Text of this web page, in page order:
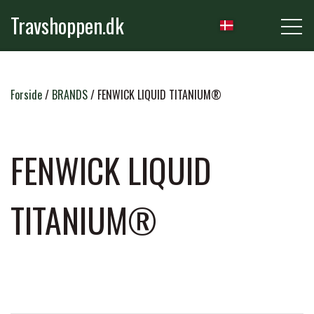
Travshoppen.dk
NYHEDER
HEST
GRIMER & TRÆKTOVE
RYTTER
STRIGLER & TILBEHØR
Forside BRANDS FENWICK LIQUID TITANIUM®
FENWICK LIQUID
TITANIUM®